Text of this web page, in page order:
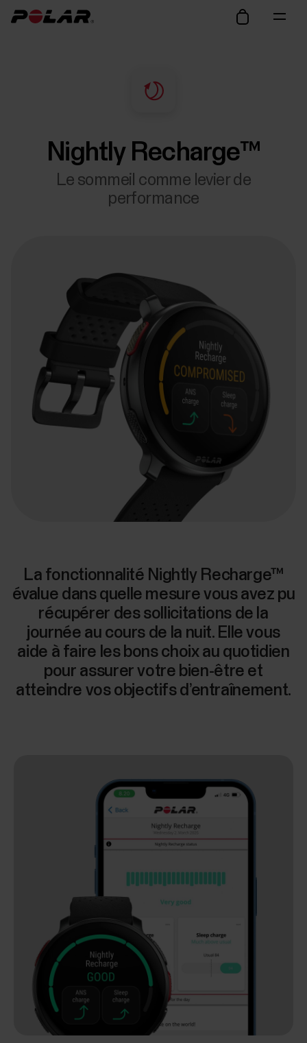
Nightly Recharge™
Le sommeil comme levier de
performance
La fonctionnalité Nightly Recharge™
évalue dans quelle mesure vous avez pu
récupérer des sollicitations de la
journée au cours de la nuit. Elle vous
aide à faire les bons choix au quotidien
pour assurer votre bien-être et
atteindre vos objectifs d’entraînement.